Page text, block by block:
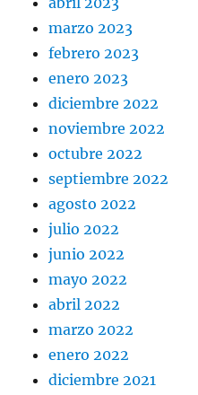
marzo 2023
febrero 2023
enero 2023
diciembre 2022
noviembre 2022
octubre 2022
septiembre 2022
agosto 2022
julio 2022
junio 2022
mayo 2022
abril 2022
marzo 2022
enero 2022
diciembre 2021